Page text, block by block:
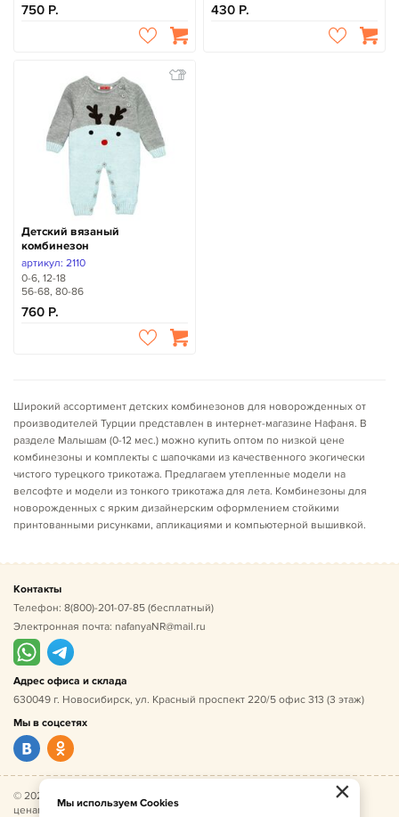
750 430
Детский вязаный
комбинезон
артикул: 2110
0-6, 12-18
56-68, 80-86
760
Широкий ассортимент детских комбинезонов для новорожденных от
производителей Турции представлен в интернет-магазине Нафаня. В
разделе Малышам (0-12 мес.) можно купить оптом по низкой цене
комбинезоны и комплекты с шапочками из качественного экогически
чистого турецкого трикотажа. Предлагаем утепленные модели на
велсофте и модели из тонкого трикотажа для лета. Комбинезоны для
новорожденных с ярким дизайнерским оформлением стойкими
принтованными рисунками, апликациями и компьютерной вышивкой.
Контакты
Телефон: 8(800)-201-07-85 (бесплатный)
Электронная почта: nafanyaNR@mail.ru
Адрес офиса и склада
630049 г. Новосибирск, ул. Красный проспект 220/5 офис 313 (3 этаж)
Мы в соцсетях
© 2026 Нафаня — оптовые поставки детской одежды по
ценам производителя. ИНН 541005493544, ОГРН
×
Мы используем Cookies